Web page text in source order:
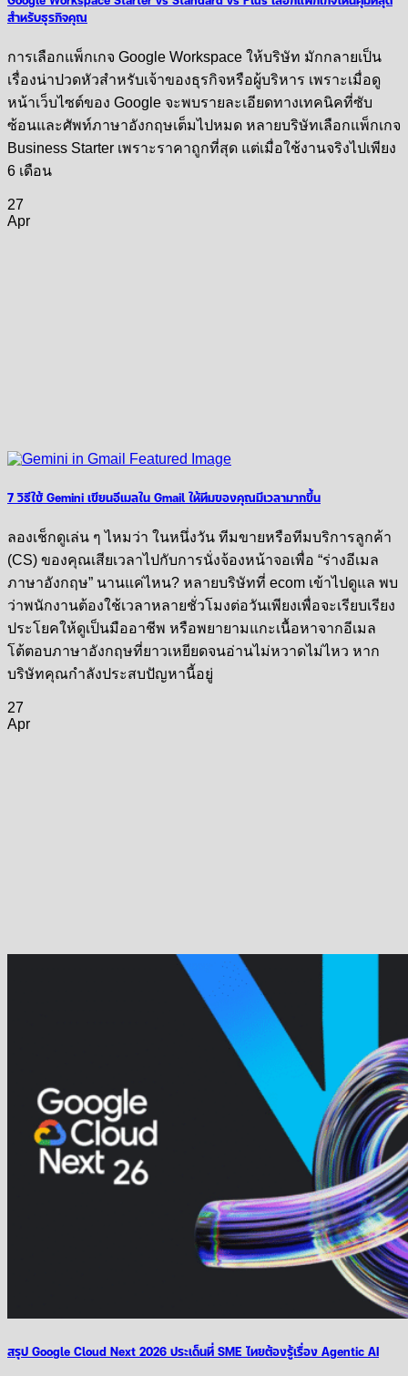
สำหรับธุรกิจคุณ
การเลือกแพ็กเกจ Google Workspace ให้บริษัท มักกลายเป็น
เรื่องน่าปวดหัวสำหรับเจ้าของธุรกิจหรือผู้บริหาร เพราะเมื่อดู
หน้าเว็บไซต์ของ Google จะพบรายละเอียดทางเทคนิคที่ซับ
ซ้อนและศัพท์ภาษาอังกฤษเต็มไปหมด หลายบริษัทเลือกแพ็กเกจ
Business Starter เพราะราคาถูกที่สุด แต่เมื่อใช้งานจริงไปเพียง
6 เดือน
27
Apr
7 วิธีใช้ Gemini เขียนอีเมลใน Gmail ให้ทีมของคุณมีเวลามากขึ้น
ลองเช็กดูเล่น ๆ ไหมว่า ในหนึ่งวัน ทีมขายหรือทีมบริการลูกค้า
(CS) ของคุณเสียเวลาไปกับการนั่งจ้องหน้าจอเพื่อ “ร่างอีเมล
ภาษาอังกฤษ” นานแค่ไหน? หลายบริษัทที่ ecom เข้าไปดูแล พบ
ว่าพนักงานต้องใช้เวลาหลายชั่วโมงต่อวันเพียงเพื่อจะเรียบเรียง
ประโยคให้ดูเป็นมืออาชีพ หรือพยายามแกะเนื้อหาจากอีเมล
โต้ตอบภาษาอังกฤษที่ยาวเหยียดจนอ่านไม่หวาดไม่ไหว หาก
บริษัทคุณกำลังประสบปัญหานี้อยู่
27
Apr
สรุป Google Cloud Next 2026 ประเด็นที่ SME ไทยต้องรู้เรื่อง Agentic AI